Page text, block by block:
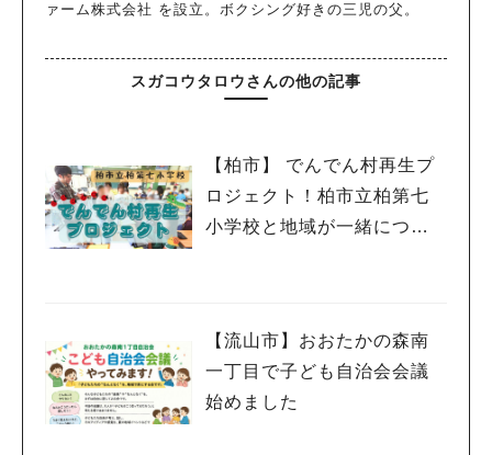
ァーム株式会社 を設立。ボクシング好きの三児の父。
スガコウタロウさんの他の記事
【柏市】 でんでん村再生プ
ロジェクト！柏市立柏第七
小学校と地域が一緒につく
【流山市】おおたかの森南
一丁目で子ども自治会会議
始めました